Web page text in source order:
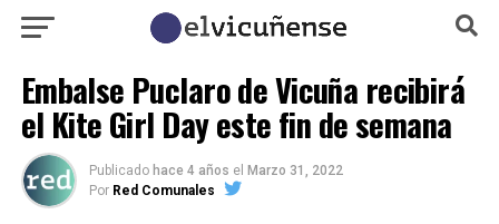
Embalse Puclaro de Vicuña recibirá
el Kite Girl Day este fin de semana
Publicado hace 4 años el Marzo 31, 2022
Por Red Comunales